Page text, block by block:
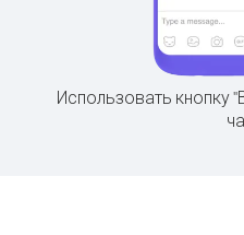
Использовать кнопку